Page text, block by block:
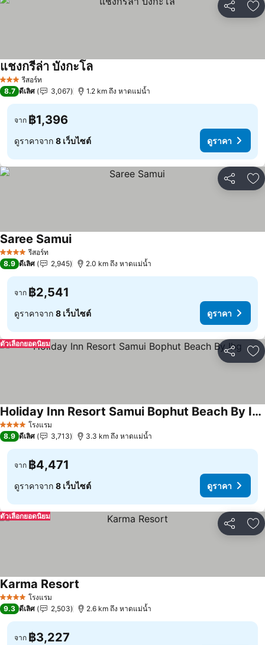
แชร์ เ
3 ดาว รีสอร์ท
แชงกรีล่า บังกะโลดูราคา
8.7 ดีเลิศ 3,067 1.2 km ถึง หาดแม่น้ำ
จาก ฿1,396
ดูราคาจาก 8 เว็บไซต์ ดูราคา
แชร์ เ
4 ดาว รีสอร์ท
Saree Samuiดูราคา
8.9 ดีเลิศ 2,945 2.0 km ถึง หาดแม่น้ำ
จาก ฿2,541
ดูราคาจาก 8 เว็บไซต์ ดูราคา
แชร์ เ
ตัวเลือกยอดนิยม
4 ดาว โรงแรม
Holiday Inn Resort Samui Bophut Beach By Ihg
ดูราคา
8.9 ดีเลิศ 3,713 3.3 km ถึง หาดแม่น้ำ
จาก ฿4,471
ดูราคาจาก 8 เว็บไซต์ ดูราคา
แชร์ เ
ตัวเลือกยอดนิยม
4 ดาว โรงแรม
Karma Resort
9.3 ดีเลิศ 2,503 2.6 km ถึง หาดแม่น้ำ
จาก ฿3,227